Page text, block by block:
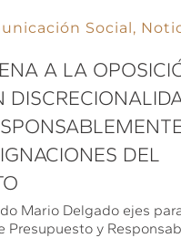
Social,
A LA
DEL
Mario Delgado ejes
Presupuesto y